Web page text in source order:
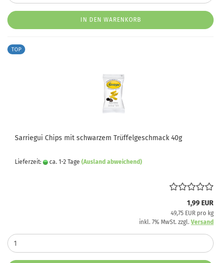
IN DEN WARENKORB
TOP
Sarriegui Chips mit schwarzem Trüffelgeschmack 40g
Lieferzeit: ca. 1-2 Tage (Ausland abweichend)
1,99 EUR
49,75 EUR pro kg
inkl. 7% MwSt. zzgl. Versand